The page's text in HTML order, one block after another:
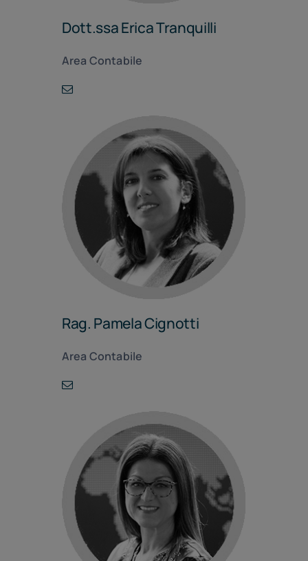
Dott.ssa Erica Tranquilli
Area Contabile
Rag. Pamela Cignotti
Area Contabile